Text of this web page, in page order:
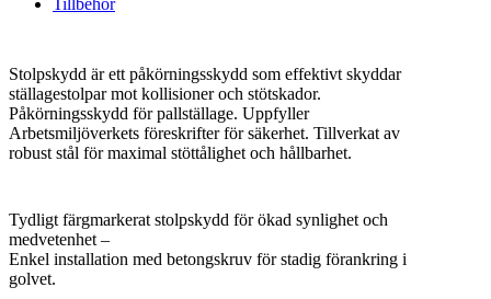
Tillbehör
Stolpskydd är ett påkörningsskydd som effektivt skyddar
ställagestolpar mot kollisioner och stötskador.
Påkörningsskydd för pallställage. Uppfyller
Arbetsmiljöverkets föreskrifter för säkerhet. Tillverkat av
robust stål för maximal stöttålighet och hållbarhet.
Tydligt färgmarkerat stolpskydd för ökad synlighet och
medvetenhet –
Enkel installation med betongskruv för stadig förankring i
golvet.